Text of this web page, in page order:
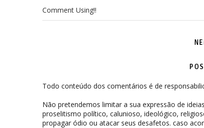
Comment Using!!
Todo conteúdo dos comentários é de
Não pretendemos limitar a sua expressão de
proselitismo político, calunioso, ideológico,
propagar ódio ou atacar seus desafetos. caso